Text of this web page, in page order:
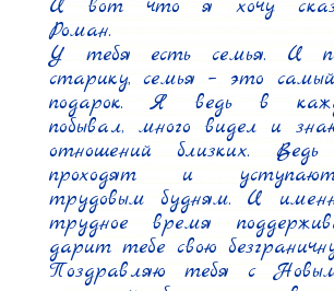
И вот что я хочу
Роман.
У тебя есть семья. И
старику, семья – это
подарок. Я ведь в
побывал, много видел и
отношений близких. Ведь
проходят и
трудовым будням. И
трудное время
дарит тебе свою
Поздравляю тебя с